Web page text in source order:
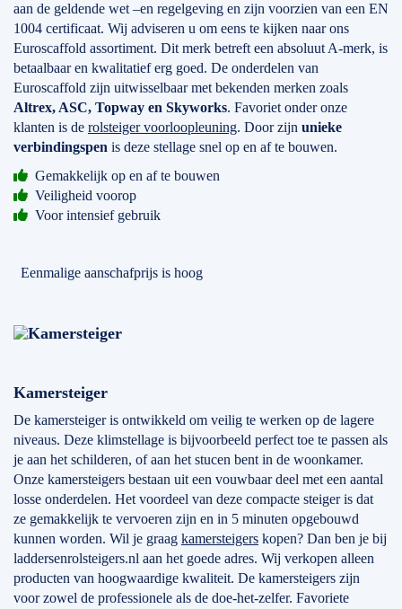
aan de geldende wet –en regelgeving en zijn voorzien van een EN
1004 certificaat. Wij adviseren u om eens te kijken naar ons
Euroscaffold assortiment. Dit merk betreft een absoluut A-merk, is
betaalbaar en kwalitatief erg goed. De onderdelen van
Euroscaffold zijn uitwisselbaar met bekenden merken zoals
Altrex, ASC, Topway en Skyworks. Favoriet onder onze
klanten is de rolsteiger voorloopleuning. Door zijn unieke
verbindingspen is deze stellage snel op en af te bouwen.
Gemakkelijk op en af te bouwen
Veiligheid voorop
Voor intensief gebruik
Eenmalige aanschafprijs is hoog
Kamersteiger
De kamersteiger is ontwikkeld om veilig te werken op de lagere
niveaus. Deze klimstellage is bijvoorbeeld perfect toe te passen als
je aan het schilderen, of aan het stucen bent in de woonkamer.
Onze kamersteigers bestaan uit een vouwbaar deel met een aantal
losse onderdelen. Het voordeel van deze compacte steiger is dat
ze gemakkelijk te vervoeren zijn en in 5 minuten opgebouwd
kunnen worden. Wil je graag kamersteigers kopen? Dan ben je bij
laddersenrolsteigers.nl aan het goede adres. Wij verkopen alleen
producten van hoogwaardige kwaliteit. De kamersteigers zijn
voor zowel de professionele als de doe-het-zelfer. Favoriete